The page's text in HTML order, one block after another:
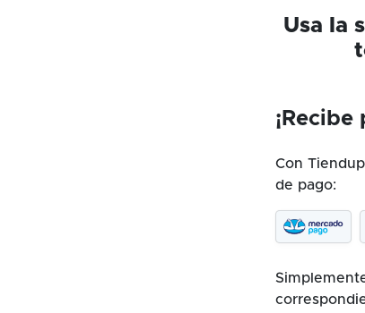
Usa la
Con
de pago: